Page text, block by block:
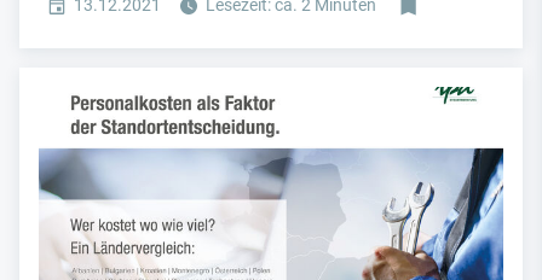
13.12.2021 Lesezeit: ca. 2 Minuten